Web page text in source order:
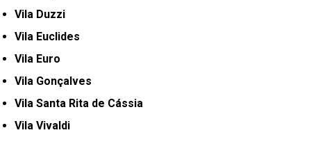
Vila Duzzi
Vila Euclides
Vila Euro
Vila Gonçalves
Vila Santa Rita de Cássia
Vila Vivaldi